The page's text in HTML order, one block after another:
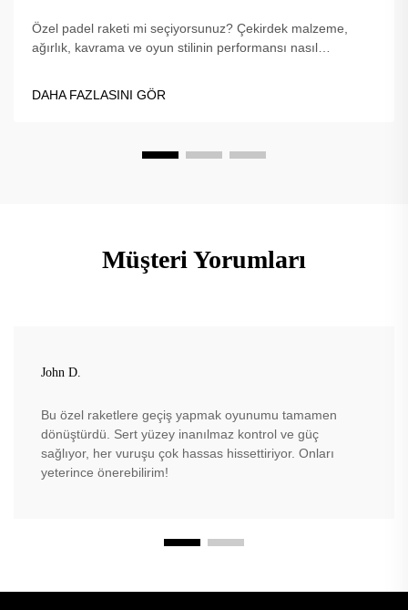
Özel padel raketi mi seçiyorsunuz? Çekirdek malzeme,
ağırlık, kavrama ve oyun stilinin performansı nasıl
iyi ipuçlarını hemen inceleyin.
DAHA FAZLASINI GÖR
Müşteri Yorumları
John D.
Bu özel raketlere geçiş yapmak oyunumu tamamen
dönüştürdü. Sert yüzey inanılmaz kontrol ve güç
sağlıyor, her vuruşu çok hassas hissettiriyor. Onları
yeterince önerebilirim!